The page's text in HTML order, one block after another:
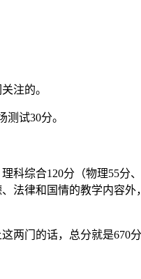
注的。
试30分。
科综合120分（物理55分
律和国情的教学内容外
两门的话，总分就是670分